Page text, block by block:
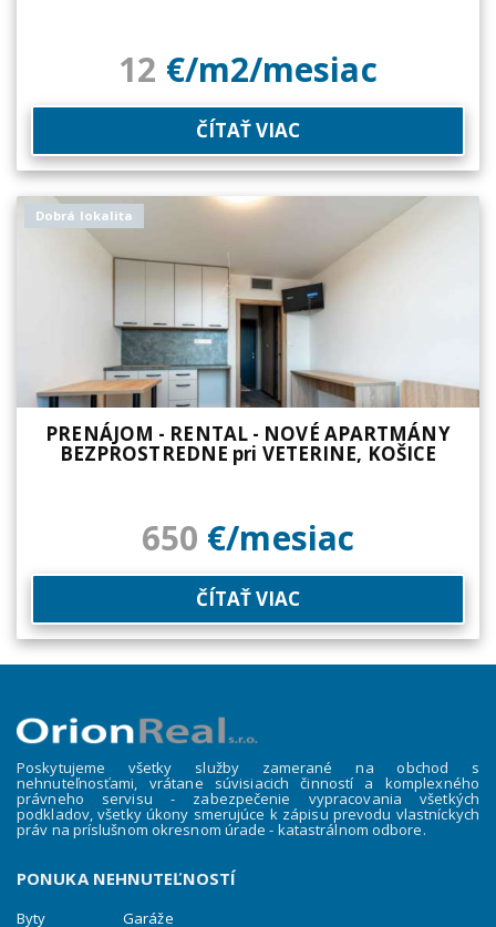
12 €/m2/mesiac
ČÍTAŤ VIAC
Dobrá lokalita
PRENÁJOM - RENTAL - NOVÉ APARTMÁNY
BEZPROSTREDNE pri VETERINE, KOŠICE
650 €/mesiac
ČÍTAŤ VIAC
Poskytujeme všetky služby zamerané na obchod s
nehnuteľnosťami, vrátane súvisiacich činností a komplexného
právneho servisu - zabezpečenie vypracovania všetkých
podkladov, všetky úkony smerujúce k zápisu prevodu vlastníckych
práv na príslušnom okresnom úrade - katastrálnom odbore.
PONUKA NEHNUTEĽNOSTÍ
Byty Garáže